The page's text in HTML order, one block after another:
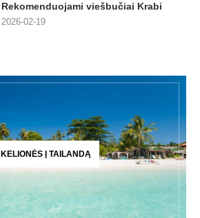
Rekomenduojami viešbučiai Krabi
2026-02-19
KELIONĖS Į TAILANDĄ